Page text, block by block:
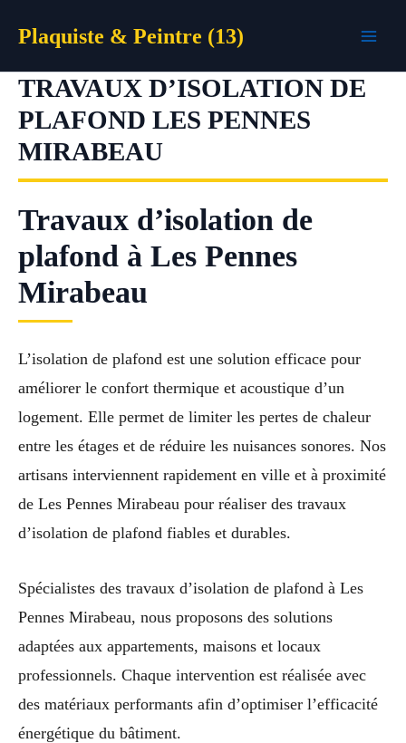
Plaquiste & Peintre (13)
TRAVAUX D’ISOLATION DE
PLAFOND LES PENNES
MIRABEAU
Travaux d’isolation de
plafond à Les Pennes
Mirabeau
L’isolation de plafond est une solution efficace pour
améliorer le confort thermique et acoustique d’un
logement. Elle permet de limiter les pertes de chaleur
entre les étages et de réduire les nuisances sonores. Nos
artisans interviennent rapidement en ville et à proximité
de Les Pennes Mirabeau pour réaliser des travaux
d’isolation de plafond fiables et durables.
Spécialistes des travaux d’isolation de plafond à Les
Pennes Mirabeau, nous proposons des solutions
adaptées aux appartements, maisons et locaux
professionnels. Chaque intervention est réalisée avec
des matériaux performants afin d’optimiser l’efficacité
énergétique du bâtiment.